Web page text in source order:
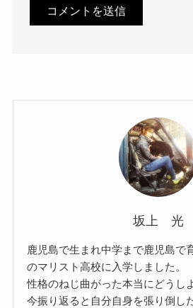
坂上 光
鹿児島で生まれ中学まで鹿児島で
のマリスト高校に入学しました。
性格のねじ曲がった本当にどうし
今振り返ると自分自身を張り倒し